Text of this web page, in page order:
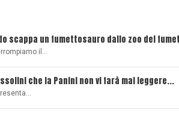
scappa un fumettosauro dallo zoo del
il…
che la Panini non vi farà mai leggere...